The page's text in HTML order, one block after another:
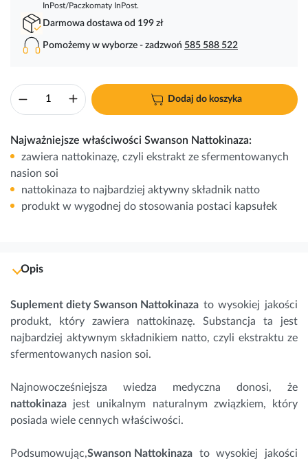
InPost/Paczkomaty InPost.
Darmowa dostawa od 199 zł
Pomożemy w wyborze - zadzwoń 585 588 522
Dodaj do koszyka
Najważniejsze właściwości Swanson Nattokinaza:
zawiera nattokinazę, czyli ekstrakt ze sfermentowanych
nasion soi
nattokinaza to najbardziej aktywny składnik natto
produkt w wygodnej do stosowania postaci kapsułek
Opis
Suplement diety Swanson Nattokinaza to wysokiej jakości
produkt, który zawiera nattokinazę. Substancja ta jest
najbardziej aktywnym składnikiem natto, czyli ekstraktu ze
sfermentowanych nasion soi.
Najnowocześniejsza wiedza medyczna donosi, że
nattokinaza jest unikalnym naturalnym związkiem, który
posiada wiele cennych właściwości.
Podsumowując,Swanson Nattokinaza to wysokiej jakości